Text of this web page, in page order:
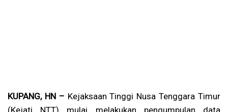
KUPANG, HN – Kejaksaan Tinggi Nusa Tenggara Timur
(Kejati NTT) mulai melakukan pengumpulan data